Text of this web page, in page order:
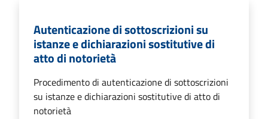
Autenticazione di sottoscrizioni su
istanze e dichiarazioni sostitutive di
atto di notorietà
Procedimento di autenticazione di sottoscrizioni
su istanze e dichiarazioni sostitutive di atto di
notorietà